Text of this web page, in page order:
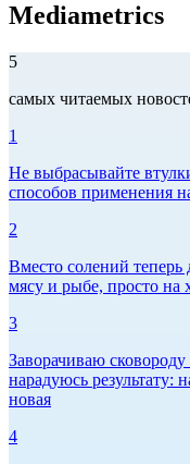
Mediametrics
5
самых читаемых
1
Не выбрасывайте
способов применения
2
Вместо солений
мясу и рыбе, просто на
3
Заворачиваю
нарадуюсь результату:
новая
4